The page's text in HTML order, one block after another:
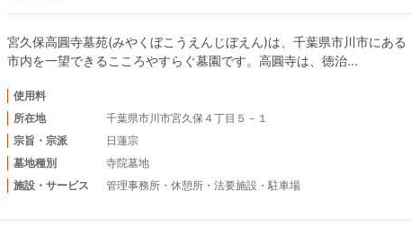
宮久保高圓寺墓苑(みやくぼこうえんじぼえん)は、千葉県市川市にある
市内を一望できるこころやすらぐ墓園です。高圓寺は、徳治...
使用料
所在地
千葉県市川市宮久保４丁目５－１
宗旨・宗派
日蓮宗
墓地種別
寺院墓地
施設・サービス
管理事務所 ・休憩所 ・法要施設 ・駐車場